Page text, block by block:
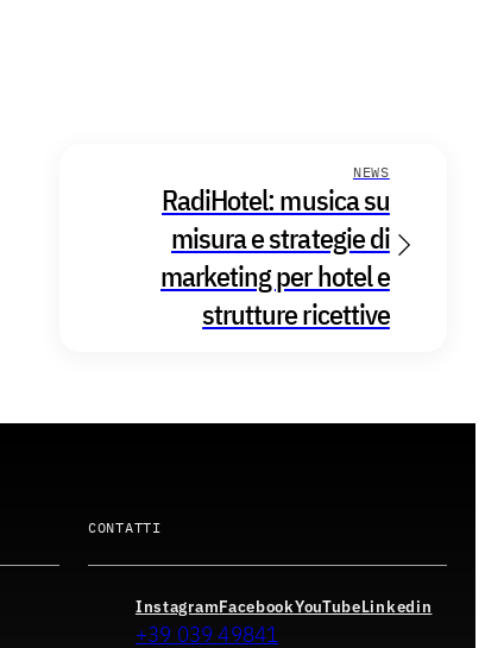
NEWS
RadiHotel: musica su
misura e strategie di
marketing per hotel e
strutture ricettive
CONTATTI
InstagramFacebookYouTubeLinkedin
+39 039 49841